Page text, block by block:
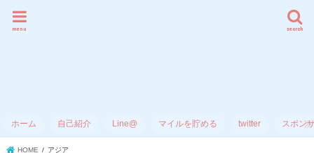
search
menu
ホーム 自己紹介 Line@ マイルを貯める twitter スポン
HOME アジア